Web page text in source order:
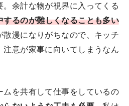
余計な物が視界に入ってくる
するのが難しくなることも多い
散漫になりがちなので、キッチ
意が家事に向いてしまうなん
ムを共有して仕事をしているの